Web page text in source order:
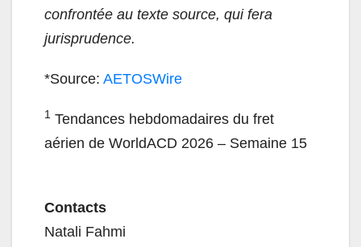
confrontée au texte source, qui fera
jurisprudence.
*Source: AETOSWire
1 Tendances hebdomadaires du fret
aérien de WorldACD 2026 – Semaine 15
Contacts
Natali Fahmi